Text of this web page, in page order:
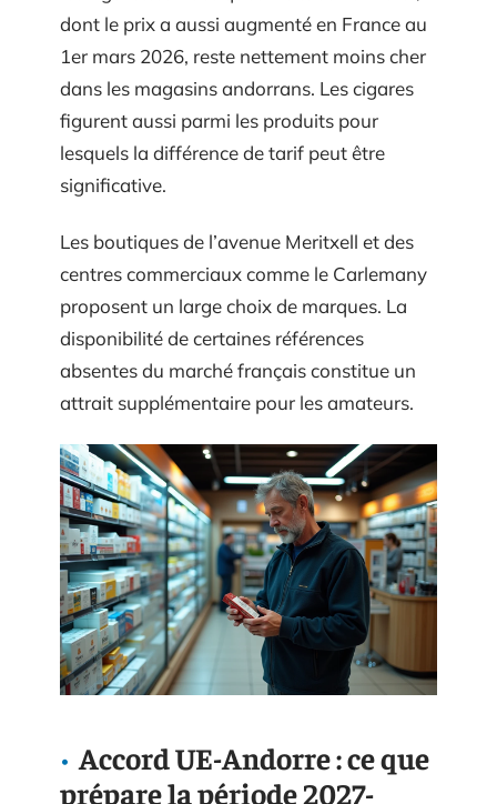
dont le prix a aussi augmenté en France au
1er mars 2026, reste nettement moins cher
dans les magasins andorrans. Les cigares
figurent aussi parmi les produits pour
lesquels la différence de tarif peut être
significative.
Les boutiques de l’avenue Meritxell et des
centres commerciaux comme le Carlemany
proposent un large choix de marques. La
disponibilité de certaines références
absentes du marché français constitue un
attrait supplémentaire pour les amateurs.
Accord UE-Andorre : ce que
prépare la période 2027-